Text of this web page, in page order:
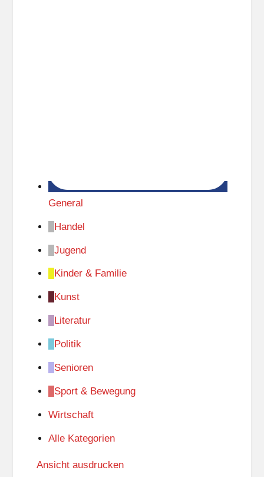
General
Handel
Jugend
Kinder & Familie
Kunst
Literatur
Politik
Senioren
Sport & Bewegung
Wirtschaft
Alle Kategorien
Ansicht ausdrucken